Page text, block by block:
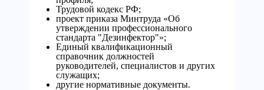
Трудовой кодекс РФ;
проект приказа Минтруда «Об
утверждении профессионального
стандарта "Дезинфектор"»;
Единый квалификационный
справочник должностей
руководителей, специалистов и других
служащих;
другие нормативные документы.